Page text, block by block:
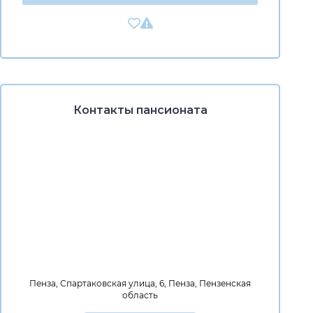
Контакты пансионата
Пенза, Спартаковская улица, 6, Пенза, Пензенская
область